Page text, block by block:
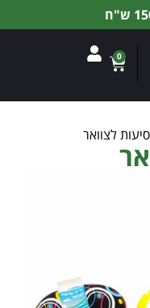
0
לצוואר